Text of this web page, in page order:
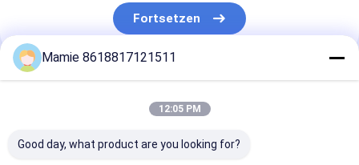
Fortsetzen
Unsere Kategorien
Mamie 8618817121511
12:05 PM
Good day, what product are you looking for?